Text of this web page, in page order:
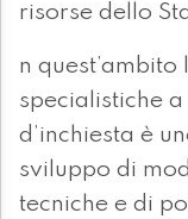
risorse dello
n
specialistiche
d’inchiesta è
sviluppo di
tecniche e di